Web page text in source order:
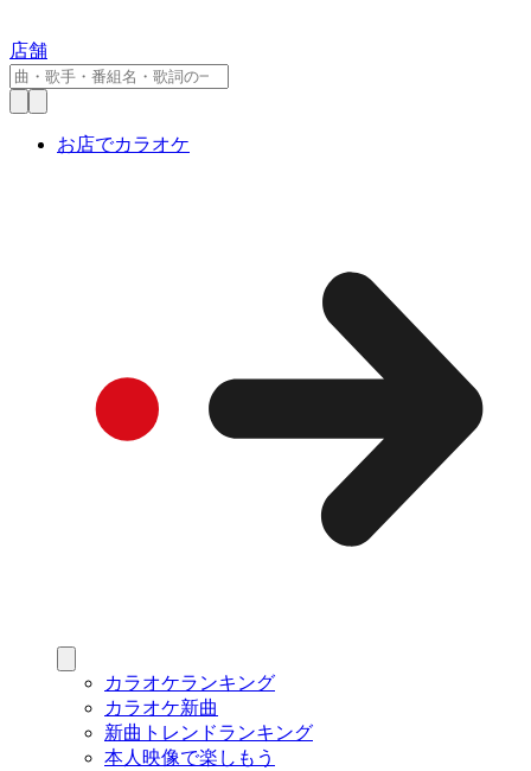
店舗
お店でカラオケ
カラオケランキング
カラオケ新曲
新曲トレンドランキング
本人映像で楽しもう